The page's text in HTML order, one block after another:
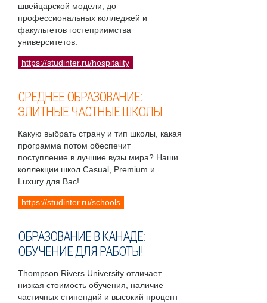
швейцарской модели, до
профессиональных колледжей и
факультетов гостеприимства
университетов.
https://studinter.ru/hospitality
СРЕДНЕЕ ОБРАЗОВАНИЕ:
ЭЛИТНЫЕ ЧАСТНЫЕ ШКОЛЫ
Какую выбрать страну и тип школы, какая
программа потом обеспечит
поступление в лучшие вузы мира? Наши
коллекции школ Casual, Premium и
Luxury для Вас!
https://studinter.ru/schools
ОБРАЗОВАНИЕ В КАНАДЕ:
ОБУЧЕНИЕ ДЛЯ РАБОТЫ!
Thompson Rivers University отличает
низкая стоимость обучения, наличие
частичных стипендий и высокий процент